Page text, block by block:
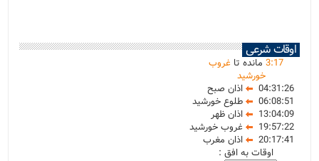
اوقات شرعی
3:17 مانده تاغروب
خورشید
04:31:26
اذان صبح
06:08:51
طلوع خورشید
13:04:09
اذان ظهر
19:57:22
غروب خورشید
20:17:41
اذان مغرب
اوقات به افق :